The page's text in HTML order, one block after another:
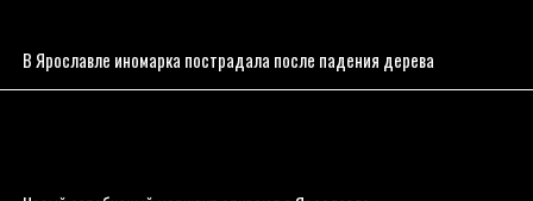
В Ярославле иномарка пострадала после падения дерева